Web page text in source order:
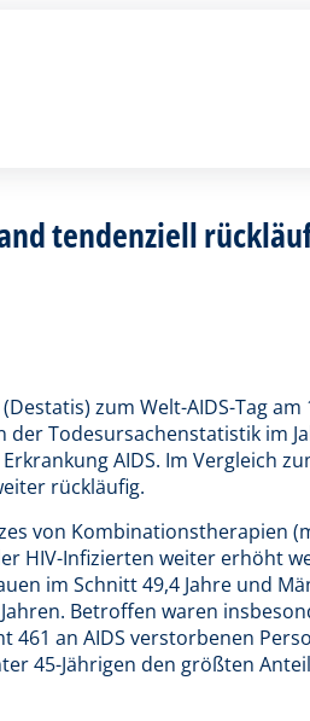
tendenziell
zum Welt-AIDS-Tag
Todesursachenstatistik im
AIDS. Im Vergleich
rückläufig.
von Kombinationstherapien
HIV-Infizierten weiter erhöht
im Schnitt 49,4 Jahre und
Betroffen waren
461 an AIDS verstorbenen
45-Jährigen den größten